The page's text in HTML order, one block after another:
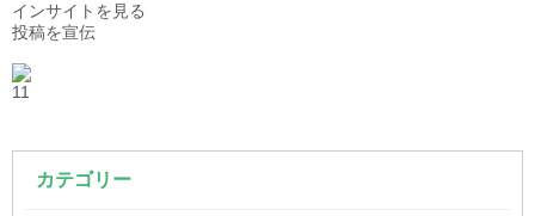
インサイトを見る
投稿を宣伝
11
カテゴリー